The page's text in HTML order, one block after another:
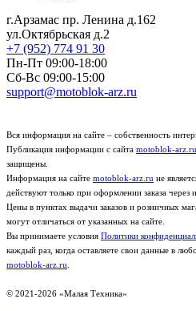
г.Арзамас пр. Ленина д.162
ул.Октябрьская д.2
+7 (952) 774 91 30
Пн-Пт 09:00-18:00
Сб-Вс 09:00-15:00
support@motoblok-arz.ru
Вся информация на сайте – собственность
Публикация информации с сайта motoblok-arz.ru
защищены.
Информация на сайте motoblok-arz.ru не
действуют только при оформлении заказа через
Цены в пунктах выдачи заказов и розничных
могут отличаться от указанных на сайте.
Вы принимаете условия Политики
каждый раз, когда оставляете свои данные в
motoblok-arz.ru
© 2021-2026 «Малая Техника»